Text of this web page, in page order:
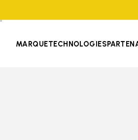
MARQUETECHNOLOGIES